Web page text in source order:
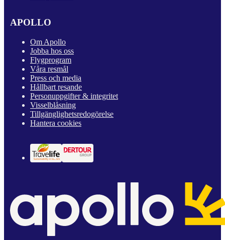
APOLLO
Om Apollo
Jobba hos oss
Flygprogram
Våra resmål
Press och media
Hållbart resande
Personuppgifter & integritet
Visselblåsning
Tillgänglighetsredogörelse
Hantera cookies